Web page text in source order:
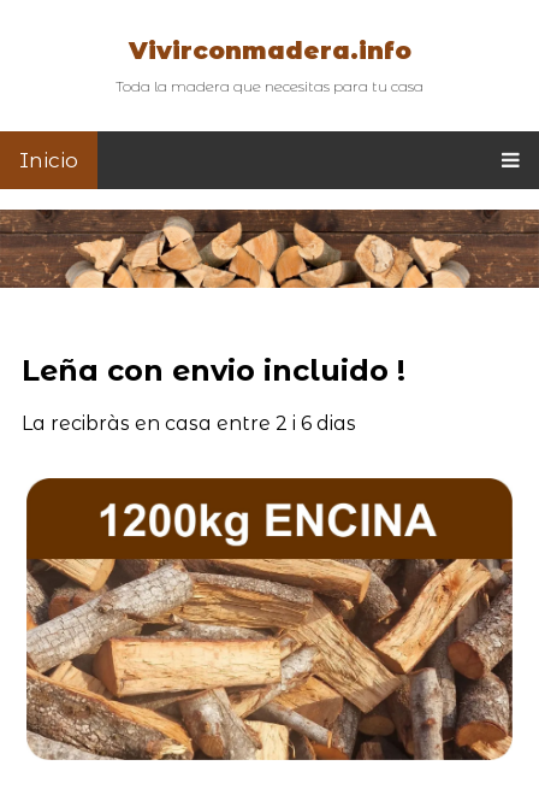
Vivirconmadera.info
Toda la madera que necesitas para tu casa
Inicio
Leña con envio incluido !
La recibràs en casa entre 2 i 6 dias